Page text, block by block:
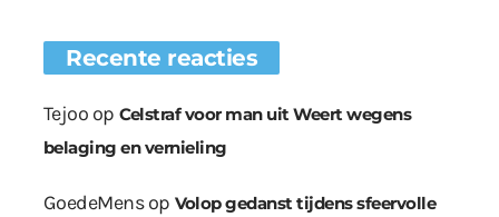
Recente reacties
Tejoo op Celstraf voor man uit Weert wegens
belaging en vernieling
GoedeMensop Volop gedanst tijdens sfeervolle